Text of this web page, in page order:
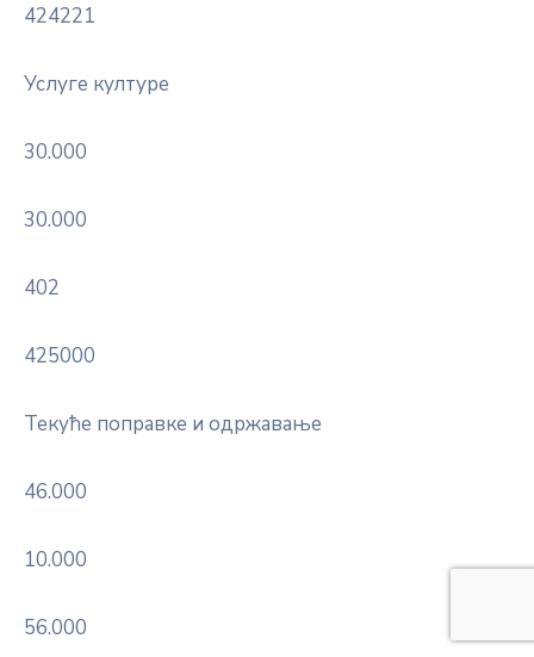
424221
Услуге културе
30.000
30.000
402
425000
Текуће поправке и одржавање
46.000
10.000
56.000